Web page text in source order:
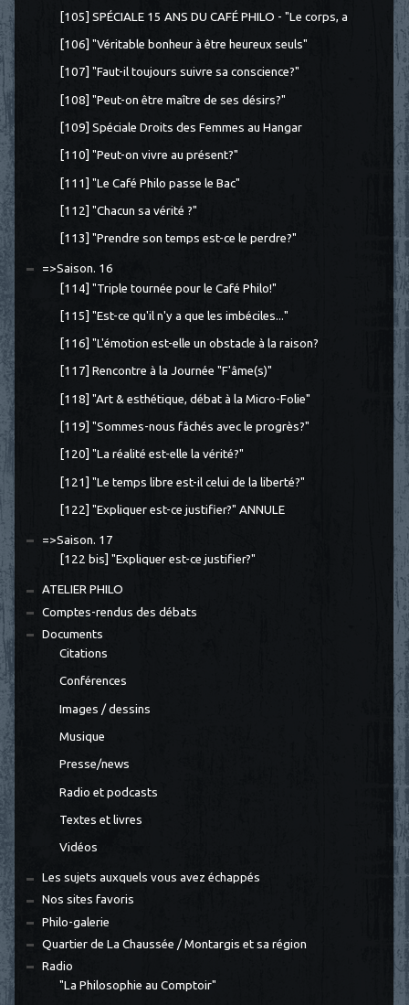
[105] SPÉCIALE 15 ANS DU CAFÉ PHILO - "Le corps, a
[106] "Véritable bonheur à être heureux seuls"
[107] "Faut-il toujours suivre sa conscience?"
[108] "Peut-on être maître de ses désirs?"
[109] Spéciale Droits des Femmes au Hangar
[110] "Peut-on vivre au présent?"
[111] "Le Café Philo passe le Bac"
[112] "Chacun sa vérité ?"
[113] "Prendre son temps est-ce le perdre?"
=>Saison. 16
[114] "Triple tournée pour le Café Philo!"
[115] "Est-ce qu'il n'y a que les imbéciles..."
[116] "L'émotion est-elle un obstacle à la raison?
[117] Rencontre à la Journée "F'âme(s)"
[118] "Art & esthétique, débat à la Micro-Folie"
[119] "Sommes-nous fâchés avec le progrès?"
[120] "La réalité est-elle la vérité?"
[121] "Le temps libre est-il celui de la liberté?"
[122] "Expliquer est-ce justifier?" ANNULE
=>Saison. 17
[122 bis] "Expliquer est-ce justifier?"
ATELIER PHILO
Comptes-rendus des débats
Documents
Citations
Conférences
Images / dessins
Musique
Presse/news
Radio et podcasts
Textes et livres
Vidéos
Les sujets auxquels vous avez échappés
Nos sites favoris
Philo-galerie
Quartier de La Chaussée / Montargis et sa région
Radio
"La Philosophie au Comptoir"